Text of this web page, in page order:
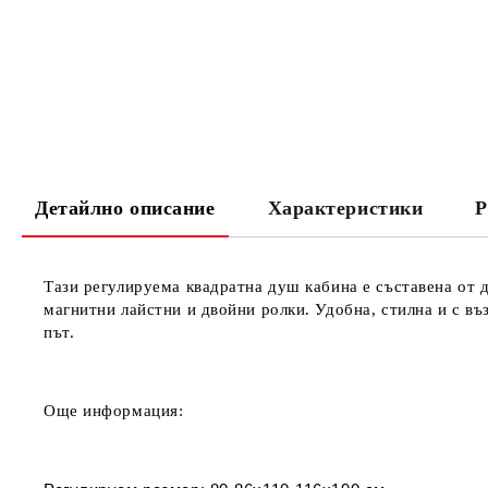
Детайлно описание Характеристики
Тази регулируема квадратна душ кабина е съставена от
магнитни лайстни и двойни ролки. Удобна, стилна и с
път.
Още информация: